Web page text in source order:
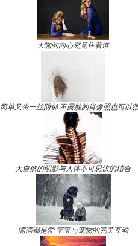
大咖的内心究竟住着谁
简单又带一丝阴郁 不露脸的肖像照也可以
大自然的阴影与人体不可思议的结合
满满都是爱 宝宝与宠物的完美互动